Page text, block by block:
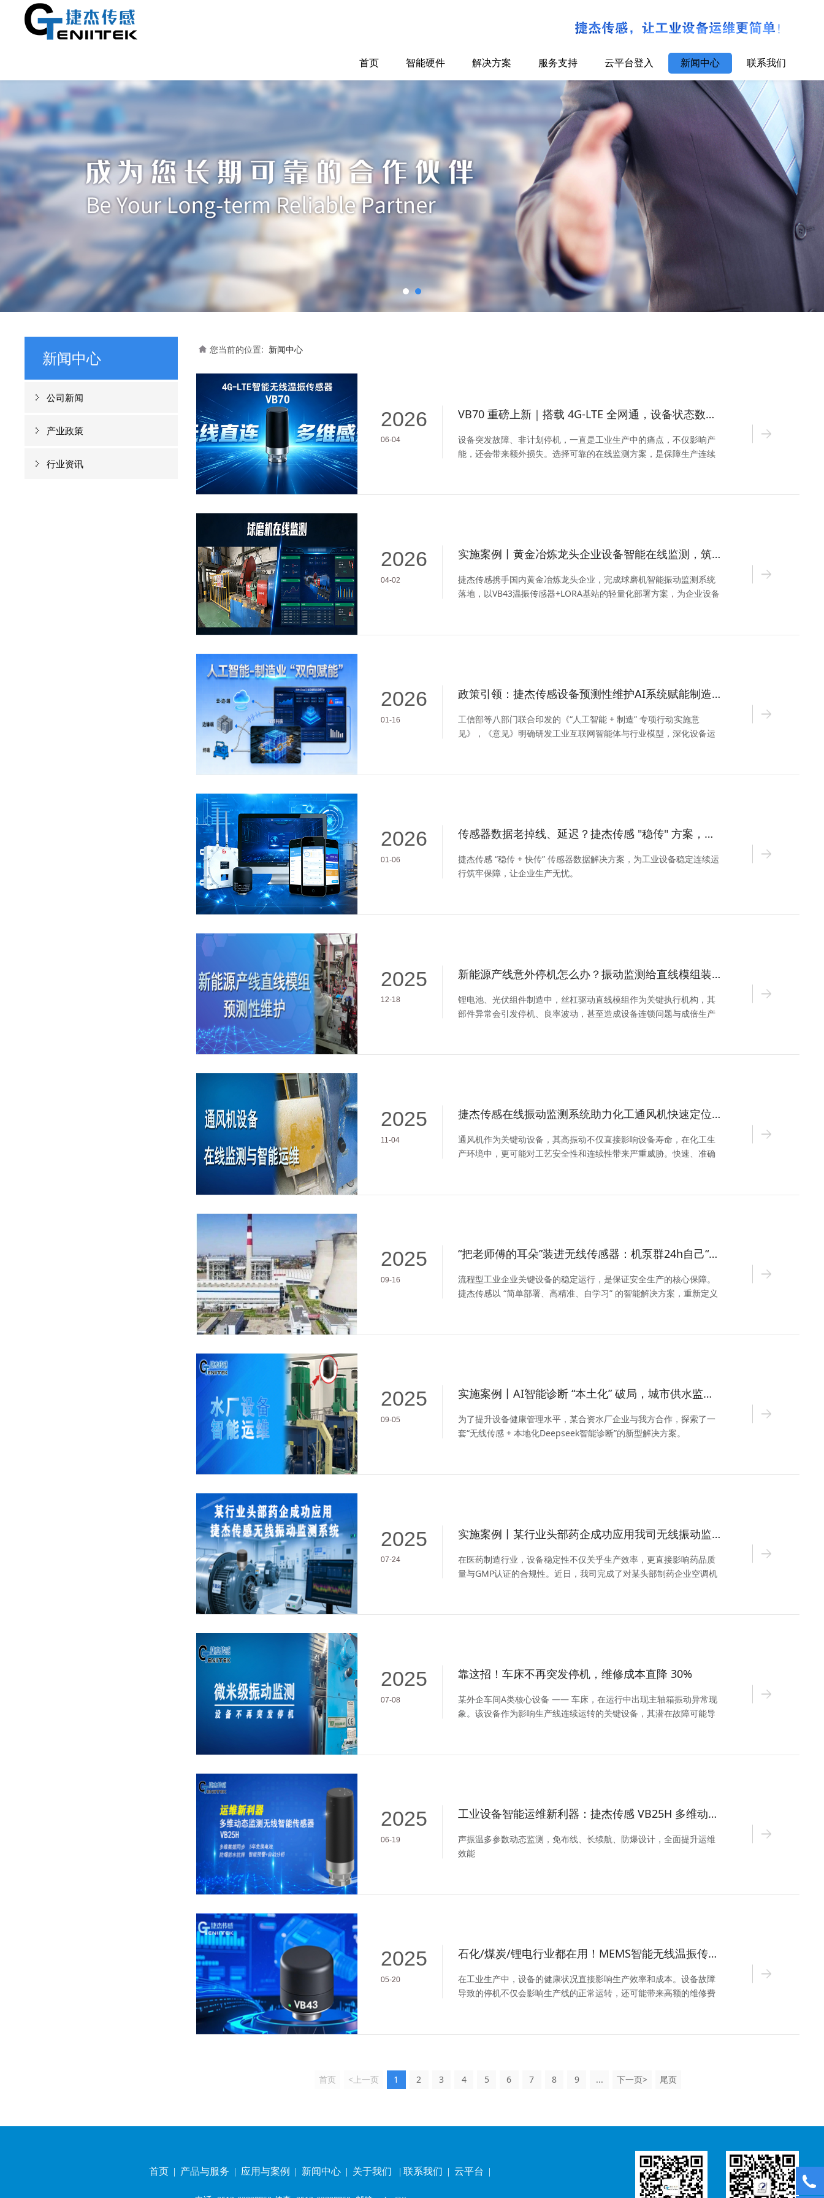
首页 智能硬件 解决方案 服务支持 云平台登入 新闻中心 联系我们
新闻中心
公司新闻
产业政策
行业资讯
您当前的位置: 新闻中心
2026
06-04
VB70 重磅上新｜搭载 4G-LTE 全网通，设备状态数据直上云平台
设备突发故障、非计划停机，一直是工业生产中的痛点，不仅影响产
能，还会带来额外损失。选择可靠的在线监测方案，是保障生产连续
2026
04-02
实施案例丨黄金冶炼龙头企业设备智能在线监测，筑牢生产安全防线
捷杰传感携手国内黄金冶炼龙头企业，完成球磨机智能振动监测系统
落地，以VB43温振传感器+LORA基站的轻量化部署方案，为企业设备
2026
01-16
政策引领：捷杰传感设备预测性维护AI系统赋能制造业数智化“大变革”
工信部等八部门联合印发的《“人工智能 + 制造” 专项行动实施意
见》，《意见》明确研发工业互联网智能体与行业模型，深化设备运
2026
01-06
传感器数据老掉线、延迟？捷杰传感 "稳传" 方案，让数据不缺席、决策不滞后
捷杰传感 “稳传 + 快传” 传感器数据解决方案，为工业设备稳定连续运
行筑牢保障，让企业生产无忧。
2025
12-18
新能源产线意外停机怎么办？振动监测给直线模组装上 “故障预警器”
锂电池、光伏组件制造中，丝杠驱动直线模组作为关键执行机构，其
部件异常会引发停机、良率波动，甚至造成设备连锁问题与成倍生产
2025
11-04
捷杰传感在线振动监测系统助力化工通风机快速定位地脚螺栓松动故障
通风机作为关键动设备，其高振动不仅直接影响设备寿命，在化工生
产环境中，更可能对工艺安全性和连续性带来严重威胁。快速、准确
2025
09-16
“把老师傅的耳朵”装进无线传感器：机泵群24h自己“喊疼”，钢铁石化少停机！
流程型工业企业关键设备的稳定运行，是保证安全生产的核心保障。
捷杰传感以 “简单部署、高精准、自学习” 的智能解决方案，重新定义
2025
09-05
实施案例丨AI智能诊断 “本土化” 破局，城市供水监测迈入新赛道
为了提升设备健康管理水平，某合资水厂企业与我方合作，探索了一
套“无线传感 + 本地化Deepseek智能诊断”的新型解决方案。
2025
07-24
实施案例丨某行业头部药企成功应用我司无线振动监测系统
在医药制造行业，设备稳定性不仅关乎生产效率，更直接影响药品质
量与GMP认证的合规性。近日，我司完成了对某头部制药企业空调机
2025
07-08
靠这招！车床不再突发停机，维修成本直降 30%
某外企车间A类核心设备 —— 车床，在运行中出现主轴箱振动异常现
象。该设备作为影响生产线连续运转的关键设备，其潜在故障可能导
2025
06-19
工业设备智能运维新利器：捷杰传感 VB25H 多维动态监测无线智能传感器
声振温多参数动态监测，免布线、长续航、防爆设计，全面提升运维
效能
2025
05-20
石化/煤炭/锂电行业都在用！MEMS智能无线温振传感器精准捕捉设备每一丝异常
在工业生产中，设备的健康状况直接影响生产效率和成本。设备故障
导致的停机不仅会影响生产线的正常运转，还可能带来高额的维修费
首页 <上一页 1 2 3 4 5 6 7 8 9 ... 下一页> 尾页
首页 | 产品与服务 | 应用与案例 | 新闻中心 | 关于我们 | 联系我们 | 云平台 |